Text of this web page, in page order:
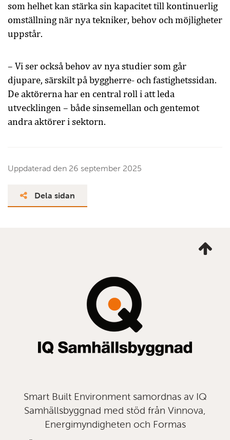
som helhet kan stärka sin kapacitet till kontinuerlig
omställning när nya tekniker, behov och möjligheter
uppstår.
– Vi ser också behov av nya studier som går
djupare, särskilt på byggherre- och fastighetssidan.
De aktörerna har en central roll i att leda
utvecklingen – både sinsemellan och gentemot
andra aktörer i sektorn.
Uppdaterad den 26 september 2025
Dela sidan
mig
Smart Built Environment samordnas av IQ
Samhällsbyggnad med stöd från Vinnova,
Energimyndigheten och Formas